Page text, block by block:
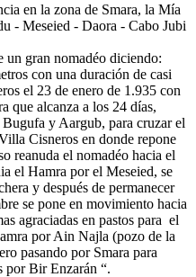
en la zona de Smara, la Mía
- Meseied - Daora - Cabo Jubi
un gran nomadéo diciendo:
con una duración de casi
el 23 de enero de 1.935 con
que alcanza a los 24 días,
y Aargub, para cruzar el
Cisneros en donde repone
reanuda el nomadéo hacia el
el Hamra por el Meseied, se
y después de permanecer
se pone en movimiento hacia
agraciadas en pastos para el
por Ain Najla (pozo de la
pasando por Smara para
por Bir Enzarán “.